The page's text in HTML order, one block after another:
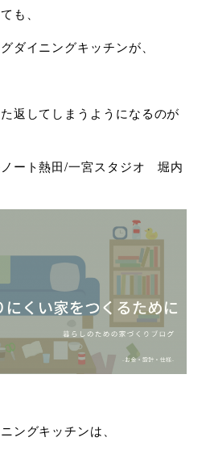
も、
ダイニングキッチンが、
返してしまうようになるのが
ート熱田/一宮スタジオ 堀内
ングキッチンは、